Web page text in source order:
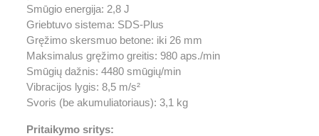
Smūgio energija: 2,8 J
Griebtuvo sistema: SDS-Plus
Gręžimo skersmuo betone: iki 26 mm
Maksimalus gręžimo greitis: 980 aps./min
Smūgių dažnis: 4480 smūgių/min
Vibracijos lygis: 8,5 m/s²
Svoris (be akumuliatoriaus): 3,1 kg
Pritaikymo sritys: